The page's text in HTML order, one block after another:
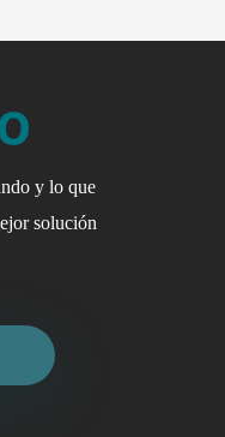
y lo que
solución